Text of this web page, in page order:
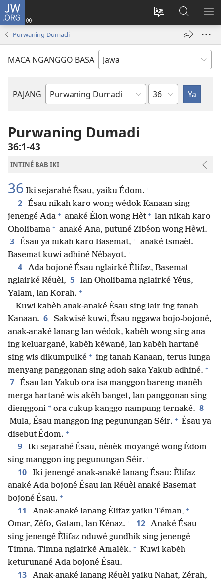
JW.ORG
Ganti
Mlebu
(opens
Golèk
JW.ORG
Purwaning Dumadi
MACA NGANGGO BASA
PAJANG
Buku
Bab
Purwaning Dumadi
36:1-43
INTINÉ BAB IKI
36 Iki sejarahé Ésau, yaiku Édom. +
2
Ésau nikah karo wong wédok Kanaan sing
jenengé Ada + anaké Élon wong Hèt + lan nikah karo
Oholibama + anaké Ana, putuné Zibéon wong Hèwi.
3 Ésau ya nikah karo Basemat, + anaké Ismaèl.
Basemat kuwi adhiné Nébayot. +
4
Ada bojoné Ésau nglairké Èlifaz, Basemat
nglairké Réuèl, 5
lan Oholibama nglairké Yéus,
Yalam, lan Korah. +
Kuwi kabèh anak-anaké Ésau sing lair ing tanah
Kanaan. 6
Sakwisé kuwi, Ésau nggawa bojo-bojoné,
anak-anaké lanang lan wédok, kabèh wong sing ana
ing keluargané, kabèh kéwané, lan kabèh hartané
sing wis dikumpulké + ing tanah Kanaan, terus lunga
menyang panggonan sing adoh saka Yakub adhiné. +
7
Ésau lan Yakub ora isa manggon bareng manèh
merga hartané wis akèh banget, lan panggonan sing
dienggoni * ora cukup kanggo nampung ternaké. 8
Mula, Ésau manggon ing pegunungan Séir. + Ésau ya
disebut Édom. +
9
Iki sejarahé Ésau, nènèk moyangé wong Édom
sing manggon ing pegunungan Séir. +
10
Iki jenengé anak-anaké lanang Ésau: Èlifaz
anaké Ada bojoné Ésau lan Réuèl anaké Basemat
bojoné Ésau. +
11 Anak-anaké lanang Èlifaz yaiku Téman, +
Omar, Zéfo, Gatam, lan Kénaz. + 12
Anaké Ésau
sing jenengé Èlifaz nduwé gundhik sing jenengé
Timna. Timna nglairké Amalèk. + Kuwi kabèh
keturunané Ada bojoné Ésau.
13
Anak-anaké lanang Réuèl yaiku Nahat, Zérah,